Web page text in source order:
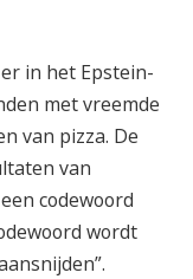
in het Epstein-
met vreemde
van pizza. De
van
codewoord
wordt